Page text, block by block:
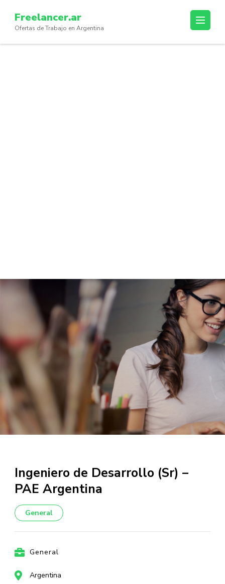
content
(Press
Freelancer.ar
Ofertas de Trabajo en Argentina
Ingeniero de Desarrollo (Sr) –
PAE Argentina
General
General
Argentina